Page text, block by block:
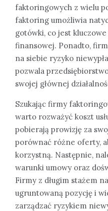
faktoringowych z wielu
faktoring umożliwia
gotówki, co jest
finansowej. Ponadto,
na siebie ryzyko
pozwala
swojej głównej
Szukając firmy
warto rozważyć koszt
pobierają prowizję za
porównać różne oferty,
korzystną. Następnie,
warunki umowy oraz
Firmy z długim stażem
ugruntowaną pozycję i
zarządzać ryzykiem